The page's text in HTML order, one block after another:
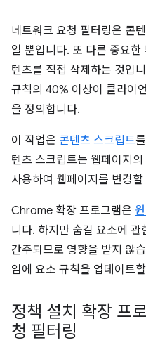
네트워크 요청 필터링은 콘
일 뿐입니다. 또 다른 중요
텐츠를 직접 삭제하는 것입
규칙의 40% 이상이 클라이
을 정의합니다.
이 작업은 콘텐츠 스크립트
텐츠 스크립트는 웹페이지
사용하여 웹페이지를 변경
Chrome 확장 프로그램은
니다. 하지만 숨길 요소에
간주되므로 영향을 받지 않
임에 요소 규칙을 업데이트
정책 설치 확장 프
청 필터링